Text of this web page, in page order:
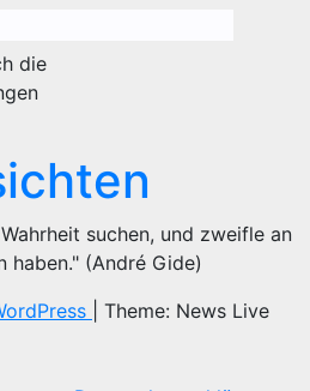
die
suchen, und zweifle an
haben." (André Gide)
Theme: News Live